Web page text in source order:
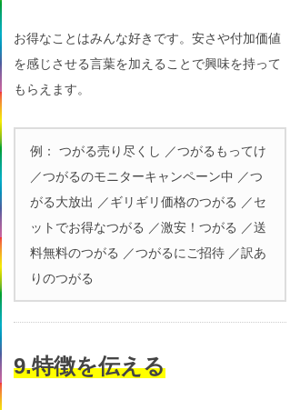
お得なことはみんな好きです。安さや付加価値
を感じさせる言葉を加えることで興味を持って
もらえます。
例： つがる売り尽くし ／つがるもってけ
／つがるのモニターキャンペーン中 ／つ
がる大放出 ／ギリギリ価格のつがる ／セ
ットでお得なつがる ／激安！つがる ／送
料無料のつがる ／つがるにご招待 ／訳あ
りのつがる
9.特徴を伝える